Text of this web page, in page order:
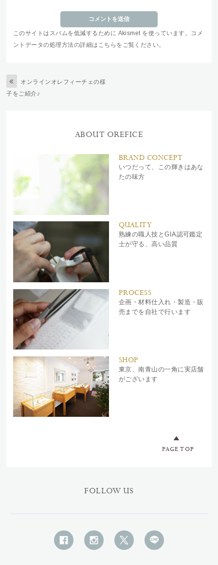
このサイトはスパムを低減するために Akismet を使っています。
コメ
ントデータの処理方法の詳細はこちらをご覧ください。
オンラインオレフィーチェの様
子をご紹介♪
ABOUT OREFICE
BRAND CONCEPT
いつだって、この輝きはあな
たの味方
QUALITY
熟練の職人技とGIA認可鑑定
士が守る、高い品質
PROCESS
企画・材料仕入れ・製造・販
売までを自社で行います
SHOP
東京、南青山の一角に実店舗
がございます
PAGE TOP
FOLLOW US